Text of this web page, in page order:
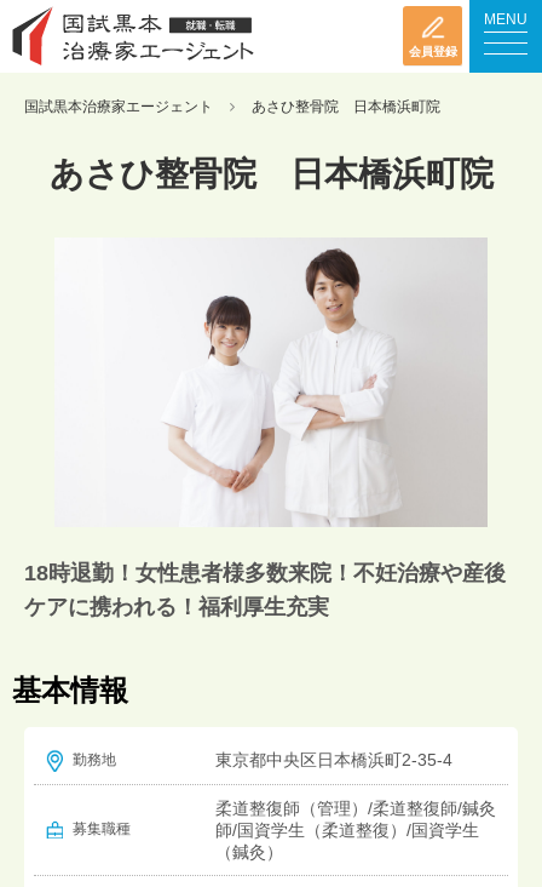
会員登録
MENU
国試黒本治療家エージェント あさひ整骨院 日本橋浜町院
あさひ整骨院 日本橋浜町院
18時退勤！女性患者様多数来院！不妊治療や産後
ケアに携われる！福利厚生充実
基本情報
勤務地 東京都中央区日本橋浜町2-35-4
募集職種
柔道整復師（管理）/柔道整復師/鍼灸
師/国資学生（柔道整復）/国資学生
（鍼灸）